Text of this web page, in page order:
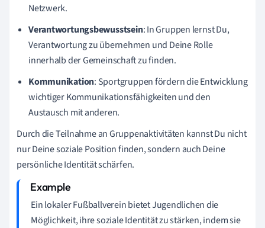
Netzwerk.
Verantwortungsbewusstsein: In Gruppen lernst Du,
Verantwortung zu übernehmen und Deine Rolle
innerhalb der Gemeinschaft zu finden.
Kommunikation: Sportgruppen fördern die Entwicklung
wichtiger Kommunikationsfähigkeiten und den
Austausch mit anderen.
Durch die Teilnahme an Gruppenaktivitäten kannst Du nicht
nur Deine soziale Position finden, sondern auch Deine
persönliche Identität schärfen.
Ein lokaler Fußballverein bietet Jugendlichen die
Möglichkeit, ihre soziale Identität zu stärken, indem sie